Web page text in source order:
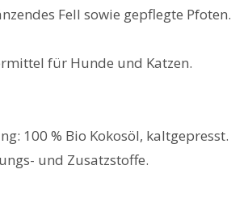
Fell sowie gepflegte Pfoten.
für Hunde und Katzen.
100 % Bio Kokosöl, kaltgepresst.
und Zusatzstoffe.